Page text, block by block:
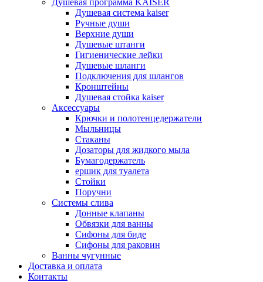
Душевая программа KAISER
Душевая система kaiser
Ручные души
Верхние души
Душевые штанги
Гигиенические лейки
Душевые шланги
Подключения для шлангов
Кронштейны
Душевая стойка kaiser
Аксессуары
Крючки и полотенцедержатели
Мыльницы
Стаканы
Дозаторы для жидкого мыла
Бумагодержатель
ершик для туалета
Стойки
Поручни
Системы слива
Донные клапаны
Обвязки для ванны
Сифоны для биде
Сифоны для раковин
Ванны чугунные
Доставка и оплата
Контакты